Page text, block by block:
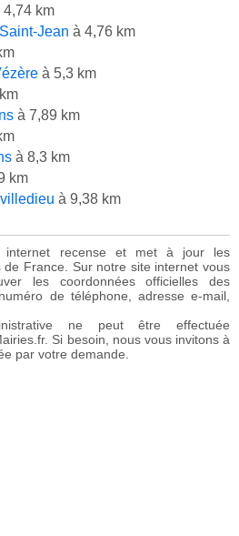
4,74 km
Jean à 4,76 km
à 5,3 km
à 7,89 km
à 8,3 km
km
à 9,38 km
recense et met à jour les
France. Sur notre site internet vous
les coordonnées officielles des
de téléphone, adresse e-mail,
ne peut être effectuée
Si besoin, nous vous invitons à
par votre demande.